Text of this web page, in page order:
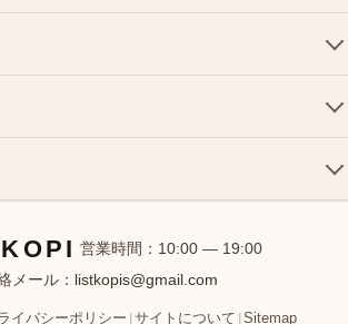
営業時間：10:00 — 19:00
メール： listkopis@gmail.com
イバシーポリシー | サイトについて | Sitemap